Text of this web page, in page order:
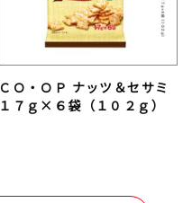
ＣＯ・ＯＰ ナッツ＆セサミ
１７ｇ×６袋（１０２ｇ）